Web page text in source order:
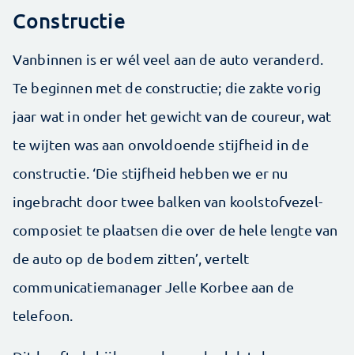
Constructie
Vanbinnen is er wél veel aan de auto veranderd.
Te beginnen met de constructie; die zakte vorig
jaar wat in onder het gewicht van de coureur, wat
te wijten was aan onvoldoende stijfheid in de
constructie. ‘Die stijfheid hebben we er nu
ingebracht door twee balken van koolstofvezel-
composiet te plaatsen die over de hele lengte van
de auto op de bodem zitten’, vertelt
communicatiemanager Jelle Korbee aan de
telefoon.